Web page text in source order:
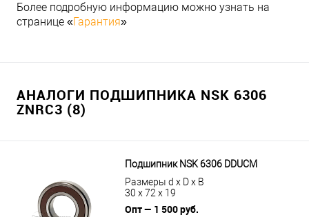
Более подробную информацию можно узнать на
странице «Гарантия»
АНАЛОГИ ПОДШИПНИКА NSK 6306
ZNRC3 (8)
Подшипник NSK 6306 DDUCM
Размеры d x D x B
30 x 72 x 19
Опт — 1 500 руб.